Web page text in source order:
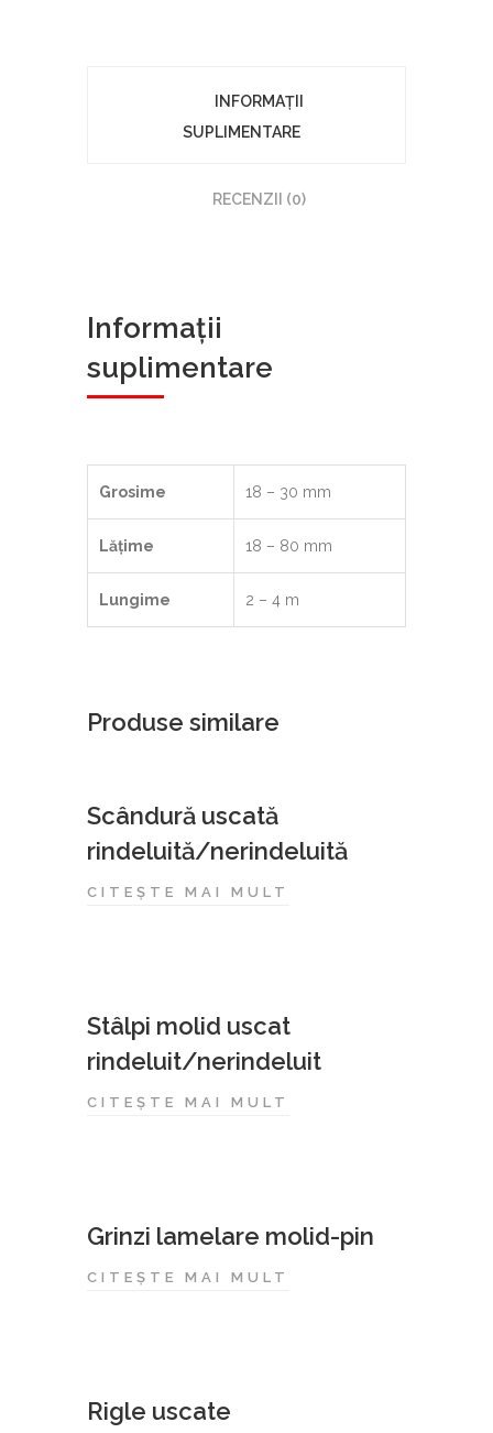
INFORMAȚII
SUPLIMENTARE
RECENZII (0)
Informații
suplimentare
Grosime 18 – 30 mm
Lățime 18 – 80 mm
Lungime 2 – 4 m
Produse similare
Scândură uscată
rindeluită/nerindeluită
CITEȘTE MAI MULT
Stâlpi molid uscat
rindeluit/nerindeluit
CITEȘTE MAI MULT
Grinzi lamelare molid-pin
CITEȘTE MAI MULT
Rigle uscate